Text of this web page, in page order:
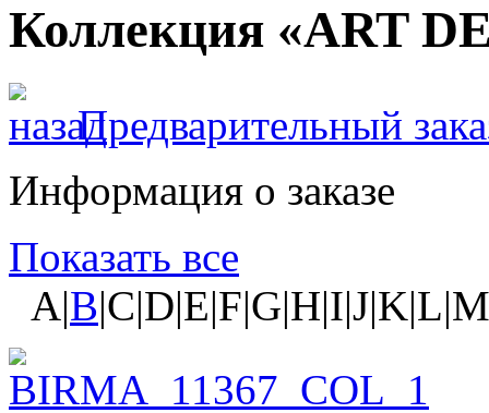
Коллекция «ART
Предварительный
Информация о заказе
Показать все
A|B